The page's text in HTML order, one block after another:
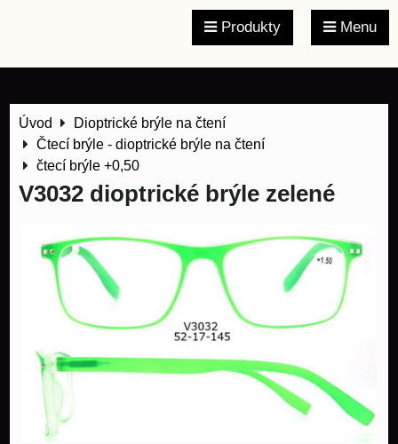
Produkty Menu
Úvod
Dioptrické brýle na čtení
Čtecí brýle - dioptrické brýle na čtení
čtecí brýle +0,50
V3032 dioptrické brýle zelené